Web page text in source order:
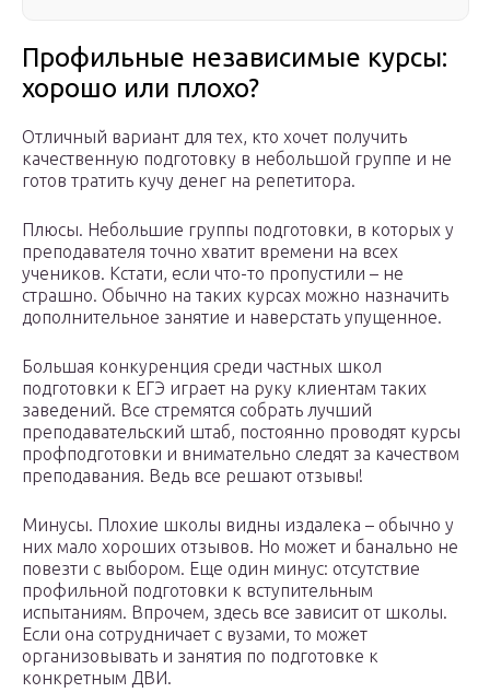
Профильные независимые курсы:
хорошо или плохо?
Отличный вариант для тех, кто хочет получить
качественную подготовку в небольшой группе и не
готов тратить кучу денег на репетитора.
Плюсы. Небольшие группы подготовки, в которых у
преподавателя точно хватит времени на всех
учеников. Кстати, если что-то пропустили – не
страшно. Обычно на таких курсах можно назначить
дополнительное занятие и наверстать упущенное.
Большая конкуренция среди частных школ
подготовки к ЕГЭ играет на руку клиентам таких
заведений. Все стремятся собрать лучший
преподавательский штаб, постоянно проводят курсы
профподготовки и внимательно следят за качеством
преподавания. Ведь все решают отзывы!
Минусы. Плохие школы видны издалека – обычно у
них мало хороших отзывов. Но может и банально не
повезти с выбором. Еще один минус: отсутствие
профильной подготовки к вступительным
испытаниям. Впрочем, здесь все зависит от школы.
Если она сотрудничает с вузами, то может
организовывать и занятия по подготовке к
конкретным ДВИ.